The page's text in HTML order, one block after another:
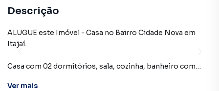
Descrição
ALUGUE este Imóvel - Casa no Bairro Cidade Nova em
Itajaí.
Casa com 02 dormitórios, sala, cozinha, banheiro com
Ver mais